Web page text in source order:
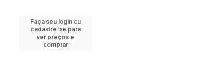
Faça seu login ou
cadastre-se para
ver preços e
comprar